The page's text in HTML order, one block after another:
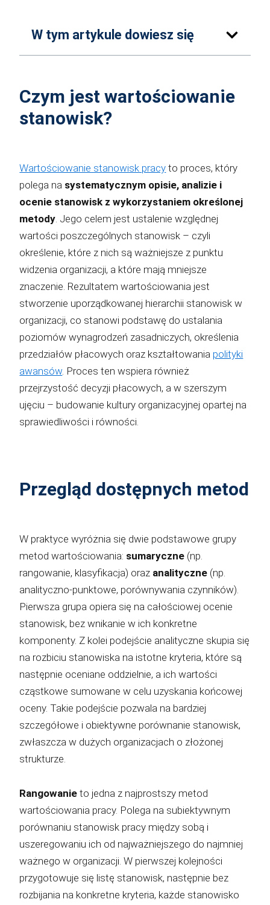
W tym artykule dowiesz się
Czym jest wartościowanie
stanowisk?
Wartościowanie stanowisk pracy to proces, który
polega na systematycznym opisie, analizie i
ocenie stanowisk z wykorzystaniem określonej
metody . Jego celem jest ustalenie względnej
wartości poszczególnych stanowisk – czyli
określenie, które z nich są ważniejsze z punktu
widzenia organizacji, a które mają mniejsze
znaczenie. Rezultatem wartościowania jest
stworzenie uporządkowanej hierarchii stanowisk w
organizacji, co stanowi podstawę do ustalania
poziomów wynagrodzeń zasadniczych, określenia
przedziałów płacowych oraz kształtowania polityki
awansów . Proces ten wspiera również
przejrzystość decyzji płacowych, a w szerszym
ujęciu – budowanie kultury organizacyjnej opartej na
sprawiedliwości i równości.
Przegląd dostępnych metod
W praktyce wyróżnia się dwie podstawowe grupy
metod wartościowania: sumaryczne (np.
rangowanie, klasyfikacja) oraz analityczne (np.
analityczno-punktowe, porównywania czynników).
Pierwsza grupa opiera się na całościowej ocenie
stanowisk, bez wnikanie w ich konkretne
komponenty. Z kolei podejście analityczne skupia się
na rozbiciu stanowiska na istotne kryteria, które są
następnie oceniane oddzielnie, a ich wartości
cząstkowe sumowane w celu uzyskania końcowej
oceny. Takie podejście pozwala na bardziej
szczegółowe i obiektywne porównanie stanowisk,
zwłaszcza w dużych organizacjach o złożonej
strukturze.
Rangowanie to jedna z najprostszy metod
wartościowania pracy. Polega na subiektywnym
porównaniu stanowisk pracy między sobą i
uszeregowaniu ich od najważniejszego do najmniej
ważnego w organizacji. W pierwszej kolejności
przygotowuje się listę stanowisk, następnie bez
rozbijania na konkretne kryteria, każde stanowisko